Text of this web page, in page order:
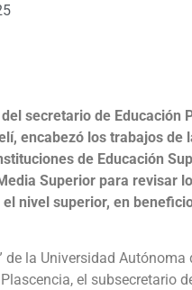
secretario de Educación
encabezó los trabajos
de Educación
Superior para revisar
nivel superior, en
de la Universidad
el subsecretario